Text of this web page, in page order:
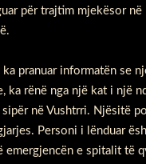
për trajtim mjekësor në
ka pranuar informatën se
ka rënë nga një kat i një
në Vushtrri. Njësitë
Personi i lënduar
emergjencën e spitalit të